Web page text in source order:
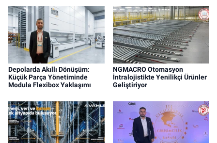
Depolarda Akıllı Dönüşüm:
Küçük Parça Yönetiminde
Modula Flexibox Yaklaşımı
NGMACRO Otomasyon
İntralojistikte Yenilikçi Ürünler
Geliştiriyor